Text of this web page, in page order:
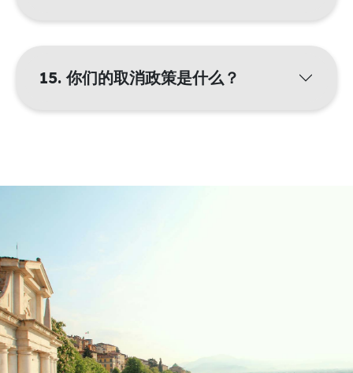
15. 你们的取消政策是什么？